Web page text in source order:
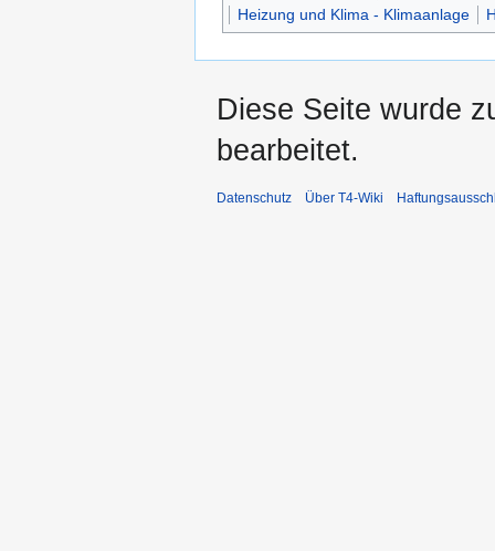
Heizung und Klima - Klimaanlage
Diese Seite wurde
bearbeitet.
Datenschutz Über T4-Wiki